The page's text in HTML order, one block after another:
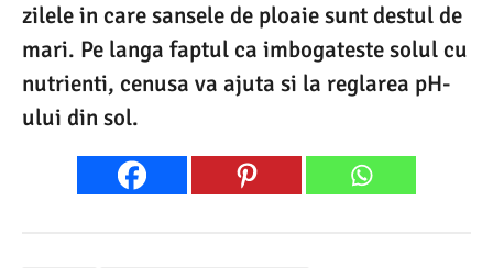
zilele in care sansele de ploaie sunt destul de
mari. Pe langa faptul ca imbogateste solul cu
nutrienti, cenusa va ajuta si la reglarea pH-
ului din sol.